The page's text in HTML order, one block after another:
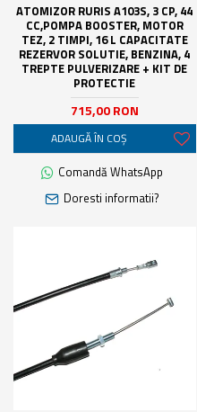
ATOMIZOR RURIS A103S, 3 CP, 44
CC,POMPA BOOSTER, MOTOR
TEZ, 2 TIMPI, 16 L CAPACITATE
REZERVOR SOLUTIE, BENZINA, 4
TREPTE PULVERIZARE + KIT DE
PROTECTIE
715,00 RON
ADAUGĂ ÎN COŞ
Comandă WhatsApp
Doresti informatii?